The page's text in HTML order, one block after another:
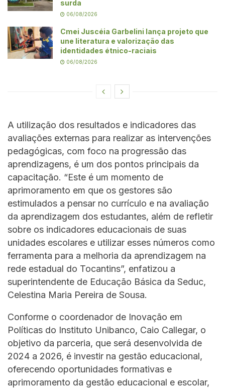
surda
06/08/2026
Cmei Juscéia Garbelini lança projeto que
une literatura e valorização das
identidades étnico-raciais
06/08/2026
A utilização dos resultados e indicadores das
avaliações externas para realizar as intervenções
pedagógicas, com foco na progressão das
aprendizagens, é um dos pontos principais da
capacitação. “Este é um momento de
aprimoramento em que os gestores são
estimulados a pensar no currículo e na avaliação
da aprendizagem dos estudantes, além de refletir
sobre os indicadores educacionais de suas
unidades escolares e utilizar esses números como
ferramenta para a melhoria da aprendizagem na
rede estadual do Tocantins”, enfatizou a
superintendente de Educação Básica da Seduc,
Celestina Maria Pereira de Sousa.
Conforme o coordenador de Inovação em
Políticas do Instituto Unibanco, Caio Callegar, o
objetivo da parceria, que será desenvolvida de
2024 a 2026, é investir na gestão educacional,
oferecendo oportunidades formativas e
aprimoramento da gestão educacional e escolar,